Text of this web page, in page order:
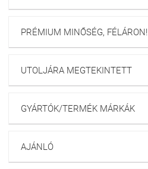
PRÉMIUM MINŐSÉG, FÉLÁRON!
UTOLJÁRA MEGTEKINTETT
GYÁRTÓK/TERMÉK MÁRKÁK
AJÁNLÓ